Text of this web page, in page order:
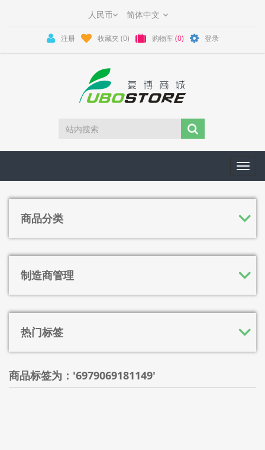
注册 收藏夹 (0) 购物车 (0) 登录
商品分类
制造商管理
热门标签
商品标签为：'6979069181149'